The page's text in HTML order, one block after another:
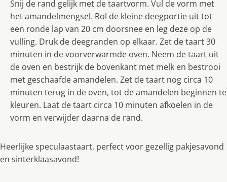
Snij de rand gelijk met de taartvorm. Vul de vorm met
het amandelmengsel. Rol de kleine deegportie uit tot
een ronde lap van 20 cm doorsnee en leg deze op de
vulling. Druk de deegranden op elkaar. Zet de taart 30
minuten in de voorverwarmde oven. Neem de taart uit
de oven en bestrijk de bovenkant met melk en bestrooi
met geschaafde amandelen. Zet de taart nog circa 10
minuten terug in de oven, tot de amandelen beginnen te
kleuren. Laat de taart circa 10 minuten afkoelen in de
vorm en verwijder daarna de rand.
Heerlijke speculaastaart, perfect voor gezellig pakjesavond
en sinterklaasavond!